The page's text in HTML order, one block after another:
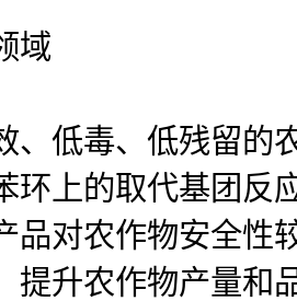
域
、低毒、低残留的
环上的取代基团反
品对农作物安全性
提升农作物产量和